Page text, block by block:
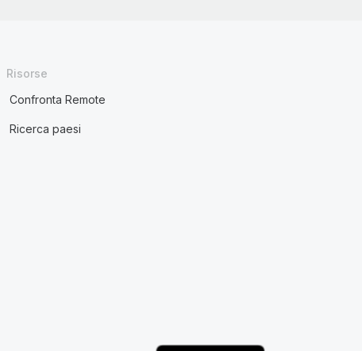
Risorse
Confronta Remote
Ricerca paesi